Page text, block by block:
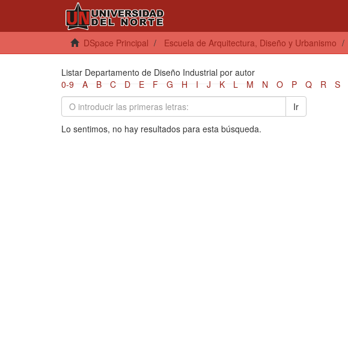
DSpace Principal Escuela de Arquitectura, Diseño y Urbanismo
Listar Departamento de Diseño Industrial por autor
0-9
A B C D E F G H I J K L M N O P Q R S
Ir
Lo sentimos, no hay resultados para esta búsqueda.